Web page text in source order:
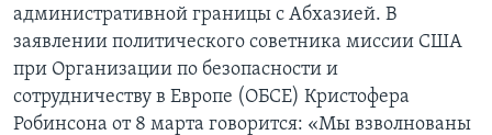
административной границы с Абхазией. В
заявлении политического советника миссии США
при Организации по безопасности и
сотрудничеству в Европе (ОБСЕ) Кристофера
Робинсона от 8 марта говорится: «Мы взволнованы